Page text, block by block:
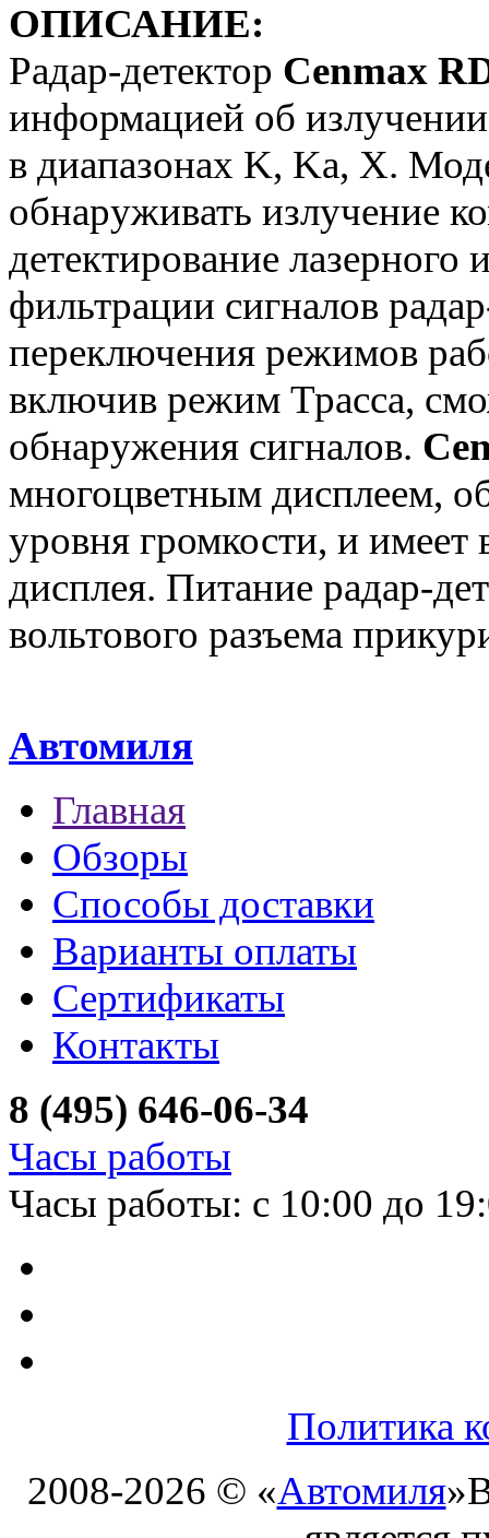
ОПИСАНИЕ:
Радар-детектор Cenmax
информацией об
в диапазонах K, Ka, X.
обнаруживать излучение
детектирование лазерного
фильтрации сигналов
переключения режимов
включив режим Трасса,
обнаружения сигналов.
многоцветным дисплеем,
уровня громкости, и имеет
дисплея. Питание радар-
вольтового разъема
Автомиля
Главная
Обзоры
Способы доставки
Варианты оплаты
Сертификаты
Контакты
8 (495) 646-06-34
Часы работы
Часы работы: с 10:00 до
Политика
2008-2026 © «Автомиля»